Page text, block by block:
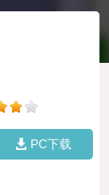
PC下载